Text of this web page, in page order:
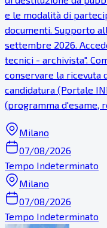
e le modalità di
documenti. Supporto
settembre 2026.
tecnici - archivista".
conservare la ricevuta
candidatura (Portale
(programma d'esame,
Milano
07/08/2026
Tempo Indeterminato
Milano
07/08/2026
Tempo Indeterminato